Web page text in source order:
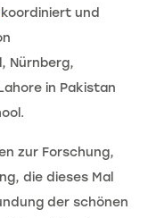
koordiniert und
Nürnberg,
in Pakistan
zur Forschung,
die dieses Mal
der schönen